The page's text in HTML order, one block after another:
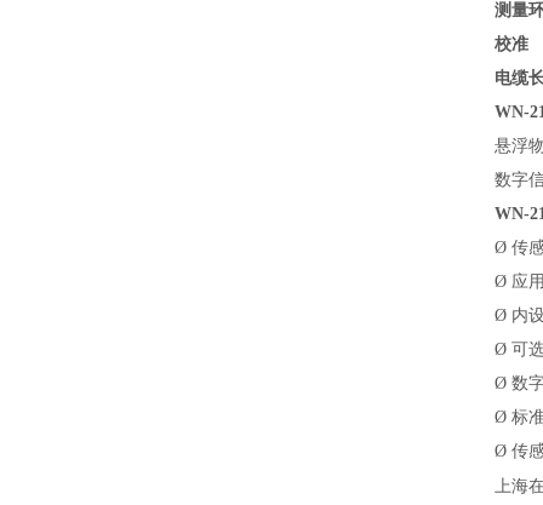
测量
校准
电缆
WN-
悬浮
数字
WN-
Ø 传
Ø 应
Ø 内
Ø 可
Ø 数
Ø 标
Ø 传
上海